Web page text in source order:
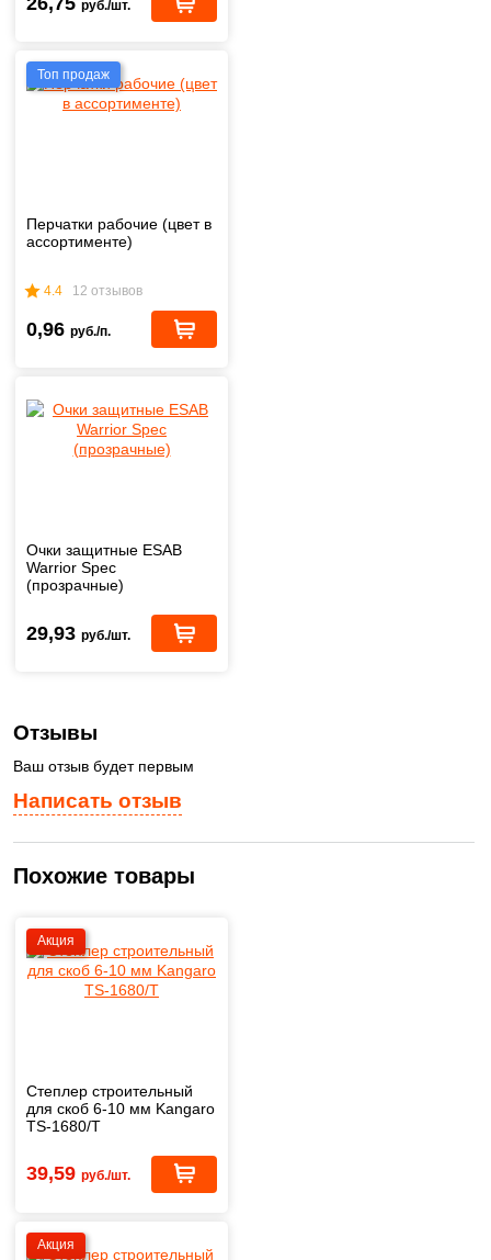
руб./шт.
Топ продаж
Перчатки рабочие (цвет в
ассортименте)
4.4 12 отзывов
0,96 руб./п.
Очки защитные ESAB
Warrior Spec
(прозрачные)
29,93 руб./шт.
Написать отзыв
Отзывы
Ваш отзыв будет первым
Похожие товары
Акция
Степлер строительный
для скоб 6-10 мм Kangaro
TS-1680/T
39,59 руб./шт.
Акция